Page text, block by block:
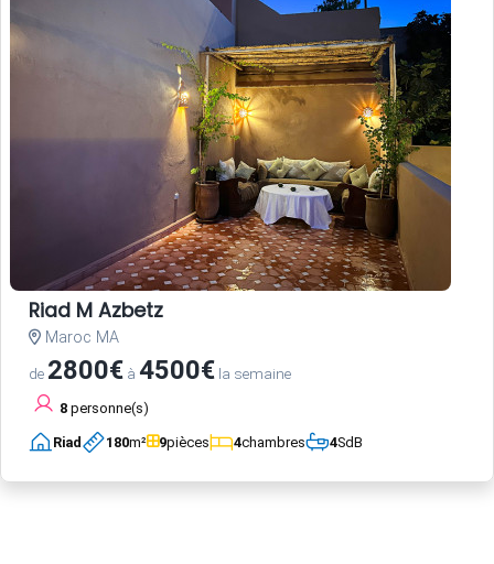
Riad M Azbetz
Maroc MA
de 2800€ à 4500€ la semaine
8 personne(s)
Riad 180m² 9pièces 4chambres 4SdB